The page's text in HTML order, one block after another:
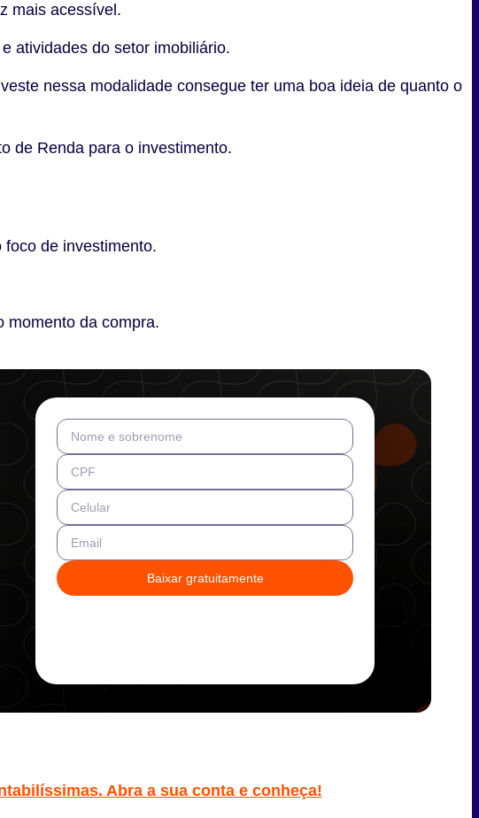
mais acessível.
atividades do setor imobiliário.
nessa modalidade consegue ter uma boa ideia de quanto o
de Renda para o investimento.
de investimento.
momento da compra.
Nome e sobrenome
CPF
Celular
Email
Baixar gratuitamente
Abra a sua conta e conheça!